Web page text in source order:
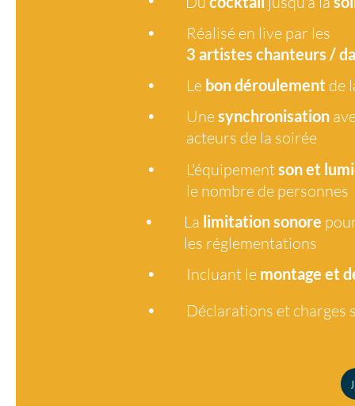
• Réalisé en live par les
3 artistes chanteurs /
• Le bon déroulement de
•
Unesynchronisation
acteurs de la soirée
•
L'équipementson et
le nombre de personnes
•
La limitation sonore
les réglementations
•
Incluant le montage et
• Déclarations et charges